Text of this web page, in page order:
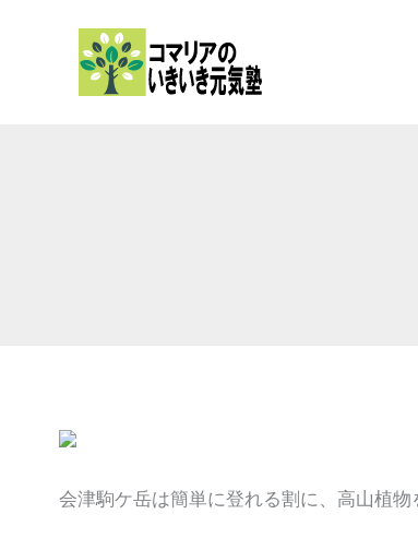
会津駒ケ岳は簡単に登れる割に、高山植物